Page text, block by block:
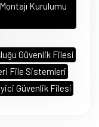
Kurulumu
Güvenlik Filesi
File Sistemleri
Güvenlik Filesi